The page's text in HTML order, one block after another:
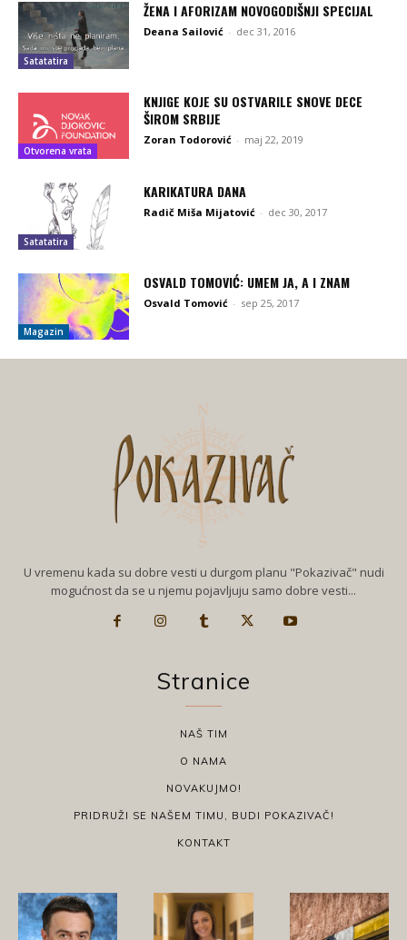
Satatatira
ŽENA I AFORIZAM NOVOGODIŠNJI SPECIJAL
Deana Sailović - dec 31, 2016
Otvorena vrata
KNJIGE KOJE SU OSTVARILE SNOVE DECE
ŠIROM SRBIJE
Zoran Todorović - maj 22, 2019
Satatatira
KARIKATURA DANA
Radič Miša Mijatović - dec 30, 2017
Magazin
OSVALD TOMOVIĆ: UMEM JA, A I ZNAM
Osvald Tomović - sep 25, 2017
U vremenu kada su dobre vesti u durgom planu "Pokazivač" nudi
mogućnost da se u njemu pojavljuju samo dobre vesti...
Stranice
NAŠ TIM
O NAMA
NOVAKUJMO!
PRIDRUŽI SE NAŠEM TIMU, BUDI POKAZIVAČ!
KONTAKT